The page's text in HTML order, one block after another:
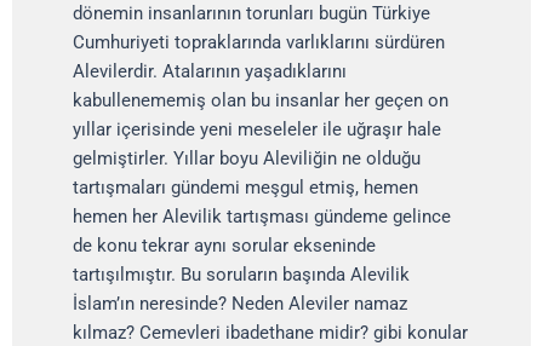
dönemin insanlarının torunları bugün Türkiye
Cumhuriyeti topraklarında varlıklarını sürdüren
Alevilerdir. Atalarının yaşadıklarını
kabullenememiş olan bu insanlar her geçen on
yıllar içerisinde yeni meseleler ile uğraşır hale
gelmiştirler. Yıllar boyu Aleviliğin ne olduğu
tartışmaları gündemi meşgul etmiş, hemen
hemen her Alevilik tartışması gündeme gelince
de konu tekrar aynı sorular ekseninde
tartışılmıştır. Bu soruların başında Alevilik
İslam’ın neresinde? Neden Aleviler namaz
kılmaz? Cemevleri ibadethane midir? gibi konular